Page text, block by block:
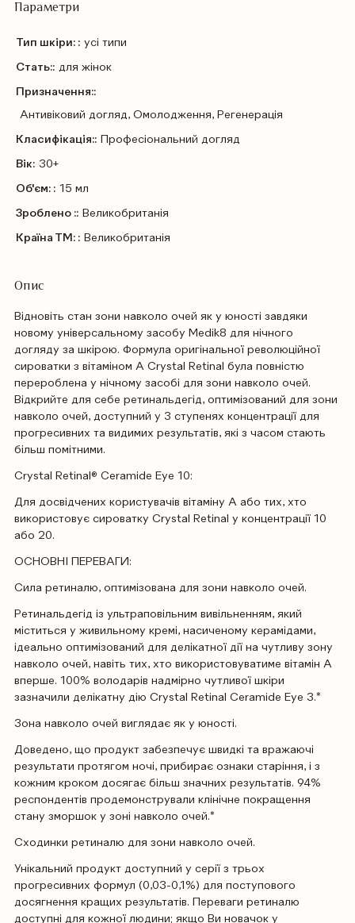
Параметри
Тип шкіри: : усі типи
Стать:: для жінок
Призначення::
Антивіковий догляд, Омолодження, Регенерація
Класифікація:: Профеcіональний догляд
Вік: 30+
Об'єм: : 15 мл
Зроблено :: Великобританія
Країна ТМ: : Великобританія
Опис
Відновіть стан зони навколо очей як у юності завдяки
новому універсальному засобу Medik8 для нічного
догляду за шкірою. Формула оригінальної революційної
сироватки з вітаміном А Crystal Retinal була повністю
перероблена у нічному засобі для зони навколо очей.
Відкрийте для себе ретинальдегід, оптимізований для зони
навколо очей, доступний у 3 ступенях концентрації для
прогресивних та видимих результатів, які з часом стають
більш помітними.
Crystal Retinal® Ceramide Eye 10:
Для досвідчених користувачів вітаміну А або тих, хто
використовує сироватку Crystal Retinal у концентрації 10
або 20.
ОСНОВНІ ПЕРЕВАГИ:
Сила ретиналю, оптимізована для зони навколо очей.
Ретинальдегід із ультраповільним вивільненням, який
міститься у живильному кремі, насиченому керамідами,
ідеально оптимізований для делікатної дії на чутливу зону
навколо очей, навіть тих, хто використовуватиме вітамін А
вперше. 100% володарів надмірно чутливої шкіри
зазначили делікатну дію Crystal Retinal Ceramide Eye 3.*
Зона навколо очей виглядає як у юності.
Доведено, що продукт забезпечує швидкі та вражаючі
результати протягом ночі, прибирає ознаки старіння, і з
кожним кроком досягає більш значних результатів. 94%
респондентів продемонстрували клінічне покращення
стану зморшок у зоні навколо очей.*
Сходинки ретиналю для зони навколо очей.
Унікальний продукт доступний у серії з трьох
прогресивних формул (0,03-0,1%) для поступового
досягнення кращих результатів. Переваги ретиналю
доступні для кожної людини; якщо Ви новачок у